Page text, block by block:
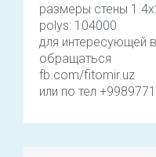
размеры стены
polys: 104000
для интересующей
обращаться
fb.com/fitomir.uz
или по тел